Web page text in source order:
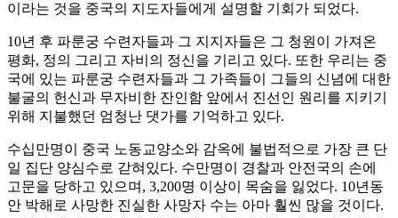
이라는 것을 중국의 지도자들에게 설명할 기회가 되었다.
10년 후 파룬궁 수련자들과 그 지지자들은 그 청원이 가져온
평화, 정의 그리고 자비의 정신을 기리고 있다. 또한 우리는 중
국에 있는 파룬궁 수련자들과 그 가족들이 그들의 신념에 대한
불굴의 헌신과 무자비한 잔인함 앞에서 진선인 원리를 지키기
위해 지불했던 엄청난 댓가를 기억하고 있다.
수십만명이 중국 노동교양소와 감옥에 불법적으로 가장 큰 단
일 집단 양심수로 갇혀있다. 수만명이 경찰과 안전국의 손에
고문을 당하고 있으며, 3,200명 이상이 목숨을 잃었다. 10년동
안 박해로 사망한 진실한 사망자 수는 아마 훨씬 많을 것이다.